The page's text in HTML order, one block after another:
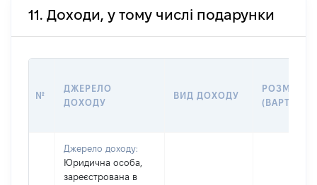
11. Доходи, у тому числі подарунки
№
ДЖЕРЕЛО
ДОХОДУ
ВИД ДОХОДУ
РОЗМІР
(ВАРТІСТЬ)
Джерело доходу:
Юридична особа,
зареєстрована в